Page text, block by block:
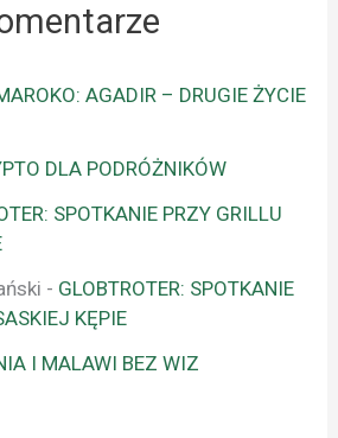
AGADIR – DRUGIE ŻYCIE
DLA PODRÓŻNIKÓW
SPOTKANIE PRZY GRILLU
- GLOBTROTER: SPOTKANIE
KĘPIE
I MALAWI BEZ WIZ